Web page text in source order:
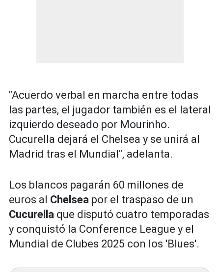
"Acuerdo verbal en marcha entre todas
las partes, el jugador también es el lateral
izquierdo deseado por Mourinho.
Cucurella dejará el Chelsea y se unirá al
Madrid tras el Mundial", adelanta.
Los blancos pagarán 60 millones de
euros al Chelsea por el traspaso de un
Cucurella que disputó cuatro temporadas
y conquistó la Conference League y el
Mundial de Clubes 2025 con los 'Blues'.